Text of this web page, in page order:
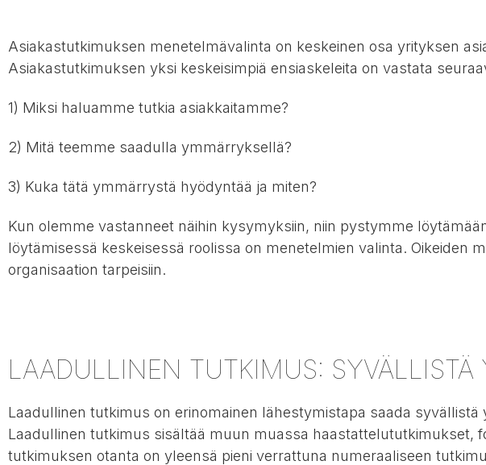
Asiakastutkimuksen menetelmävalinta on keskeinen osa yrityksen
Asiakastutkimuksen yksi keskeisimpiä ensiaskeleita on vastata
1) Miksi haluamme tutkia asiakkaitamme?
2) Mitä teemme saadulla ymmärryksellä?
3) Kuka tätä ymmärrystä hyödyntää ja miten?
Kun olemme vastanneet näihin kysymyksiin, niin pystymme
löytämisessä keskeisessä roolissa on menetelmien valinta. Oikeiden
organisaation tarpeisiin.
LAADULLINEN TUTKIMUS:
Laadullinen tutkimus on erinomainen lähestymistapa saada
Laadullinen tutkimus sisältää muun muassa haastattelututkimukset,
tutkimuksen otanta on yleensä pieni verrattuna numeraaliseen